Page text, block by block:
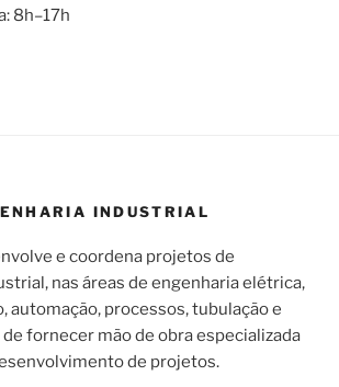
8h–17h
INDUSTRIAL
e coordena projetos de
nas áreas de engenharia elétrica,
automação, processos, tubulação e
fornecer mão de obra especializada
de projetos.